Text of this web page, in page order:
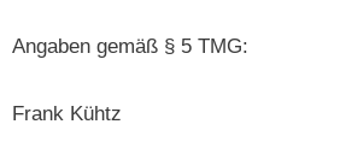
Angaben gemäß § 5 TMG:
Frank Kühtz